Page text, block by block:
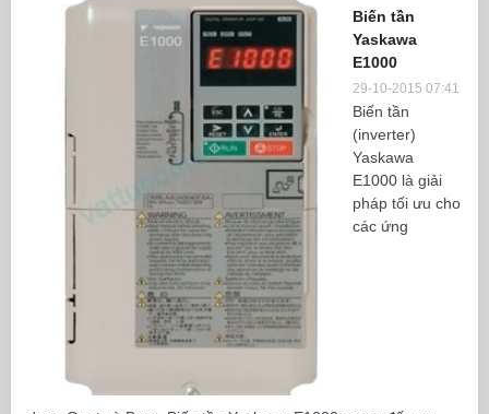
Biến tần
Yaskawa
E1000
29-10-2015 07:41
Biến tần
(inverter)
Yaskawa
E1000 là giải
pháp tối ưu cho
các ứng